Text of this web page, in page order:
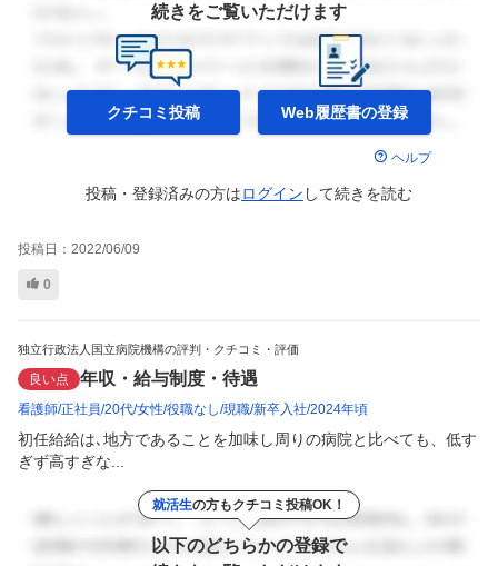
続きをご覧いただけます
クチコミ投稿 Web履歴書の登録
ヘルプ
投稿・登録済みの方はログイン して続きを読む
投稿日： 2022/06/09
0
独立行政法人国立病院機構の評判・クチコミ・評価
良い点 年収・給与制度・待遇
看護師 正社員 20代 女性 役職なし 現職 新卒入社 2024年頃
初任給給は､地方であることを加味し周りの病院と比べても、低す
ぎず高すぎな...
就活生の方もクチコミ投稿OK！
以下のどちらかの登録で